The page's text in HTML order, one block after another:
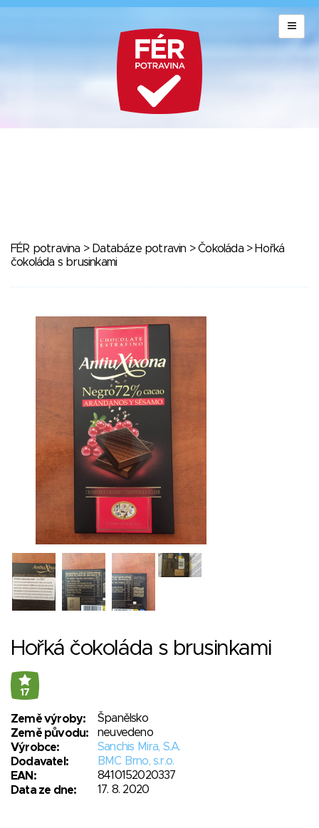
FÉR potravina > Databáze potravin >Čokoláda> Hořká
čokoláda s brusinkami
Hořká čokoláda s brusinkami
17
Země výroby:
Španělsko
Země původu:
neuvedeno
Výrobce:
Sanchis Mira, S.A.
Dodavatel:
BMC Brno, s.r.o.
EAN:
8410152020337
Data ze dne:
17. 8. 2020